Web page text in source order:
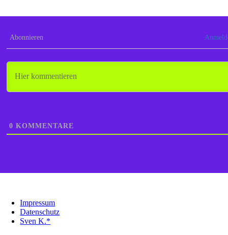
Abonnieren
0 KOMMENTARE
Impressum
Datenschutz
Sven K.*